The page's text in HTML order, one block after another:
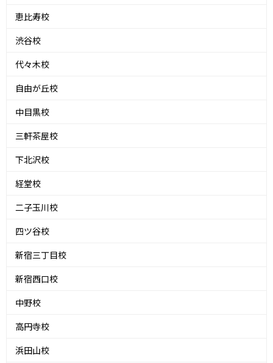
恵比寿校
渋谷校
代々木校
自由が丘校
中目黒校
三軒茶屋校
下北沢校
経堂校
二子玉川校
四ツ谷校
新宿三丁目校
新宿西口校
中野校
高円寺校
浜田山校